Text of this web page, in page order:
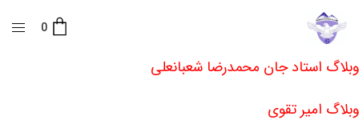
0
وبلاگ استاد جان محمدرضا شعبانعلی
وبلاگ امیر تقوی